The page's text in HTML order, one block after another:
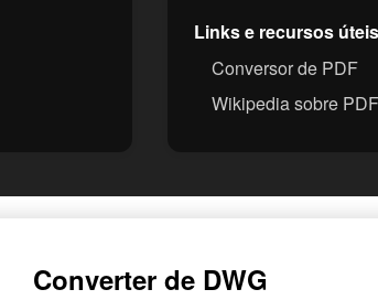
Links e recursos úteis
Conversor de PDF
Wikipedia sobre PDF
Converter de DWG